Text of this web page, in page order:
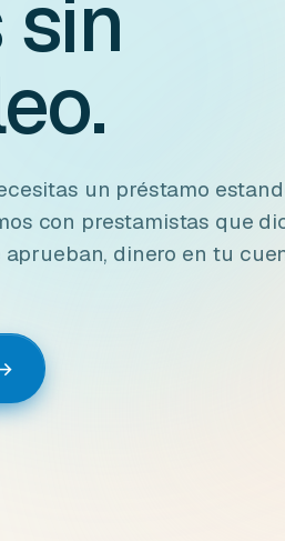
sin
un préstamo
con prestamistas que
aprueban, dinero en tu